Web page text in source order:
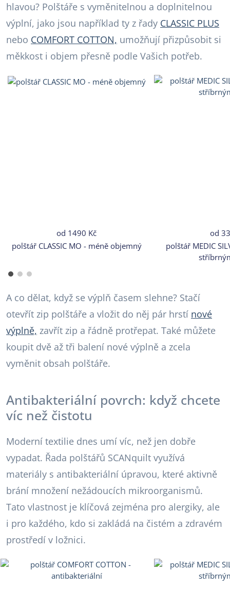
hlavou? Polštáře s vyměnitelnou a doplnitelnou
výplní, jako jsou například ty z řady CLASSIC PLUS
nebo COMFORT COTTON, umožňují přizpůsobit si
měkkost i objem přesně podle Vašich potřeb.
od 1490 Kč
polštář CLASSIC MO - méně objemný
od
polštář MEDIC
A co dělat, když se výplň časem slehne? Stačí
otevřít zip polštáře a vložit do něj pár hrstí nové
výplně, zavřít zip a řádně protřepat. Také můžete
koupit dvě až tři balení nové výplně a zcela
vyměnit obsah polštáře.
Antibakteriální povrch: když chcete
víc než čistotu
Moderní textilie dnes umí víc, než jen dobře
vypadat. Řada polštářů SCANquilt využívá
materiály s antibakteriální úpravou, které aktivně
brání množení nežádoucích mikroorganismů.
Tato vlastnost je klíčová zejména pro alergiky, ale
i pro každého, kdo si zakládá na čistém a zdravém
prostředí v ložnici.